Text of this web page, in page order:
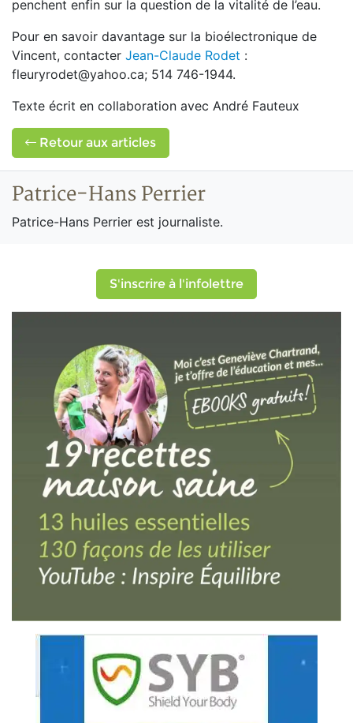
penchent enfin sur la question de la vitalité de l’eau.
Pour en savoir davantage sur la bioélectronique de
Vincent, contacter Jean-Claude Rodet :
fleuryrodet@yahoo.ca; 514 746-1944.
Texte écrit en collaboration avec André Fauteux
Retour aux articles
Patrice-Hans Perrier
Patrice-Hans Perrier est journaliste.
S'inscrire à l'infolettre